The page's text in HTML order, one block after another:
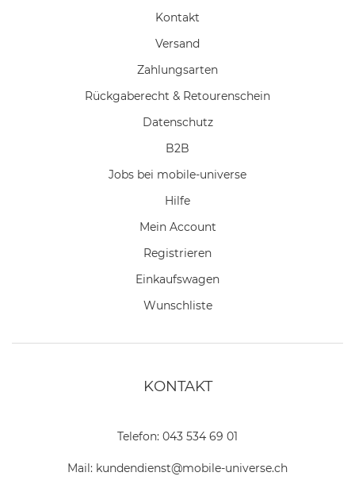
Kontakt
Versand
Zahlungsarten
Rückgaberecht & Retourenschein
Datenschutz
B2B
Jobs bei mobile-universe
Hilfe
Mein Account
Registrieren
Einkaufswagen
Wunschliste
KONTAKT
Telefon: 043 534 69 01
Mail: kundendienst@mobile-universe.ch